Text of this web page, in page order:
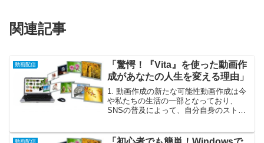
関連記事
動画配信
「驚愕！『Vita』を使った動画作
成があなたの人生を変える理由」
1. 動画作成の新たな可能性動画作成は今
や私たちの生活の一部となっており、
SNSの普及によって、自分自身のストー
なると、機材や編集ソフトの選択に頭を
動画配信